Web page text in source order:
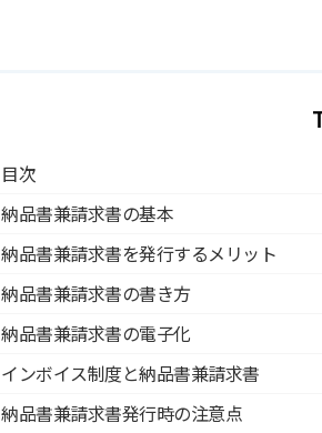
目次
納品書兼請求書の基本
納品書兼請求書を発行するメリット
納品書兼請求書の書き方
納品書兼請求書の電子化
インボイス制度と納品書兼請求書
納品書兼請求書発行時の注意点